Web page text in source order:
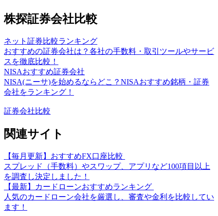
株探証券会社比較
ネット証券比較ランキング
おすすめの証券会社は？各社の手数料・取引ツールやサービ
スを徹底比較！
NISAおすすめ証券会社
NISA(ニーサ)を始めるならどこ？NISAおすすめ銘柄・証券
会社をランキング！
証券会社比較
関連サイト
【毎月更新】おすすめFX口座比較
スプレッド（手数料）やスワップ、アプリなど100項目以上
を調査し決定しました！
【最新】カードローンおすすめランキング
人気のカードローン会社を厳選し、審査や金利を比較してい
ます！